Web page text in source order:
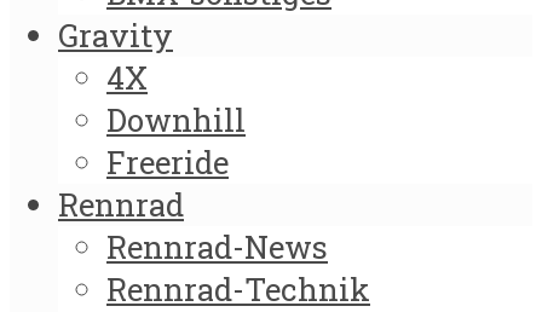
Gravity
4X
Downhill
Freeride
Rennrad
Rennrad-News
Rennrad-Technik